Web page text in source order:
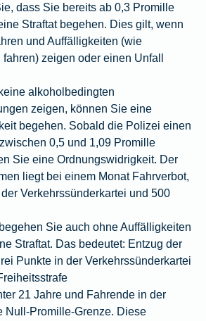
dass Sie bereits ab 0,3 Promille
Straftat begehen. Dies gilt, wenn
und Auffälligkeiten (wie
zeigen oder einen Unfall
alkoholbedingten
zeigen, können Sie eine
begehen. Sobald die Polizei einen
0,5 und 1,09 Promille
Sie eine Ordnungswidrigkeit. Der
liegt bei einem Monat Fahrverbot,
Verkehrssünderkartei und 500
Sie auch ohne Auffälligkeiten
Straftat. Das bedeutet: Entzug der
Punkte in der Verkehrssünderkartei
21 Jahre und Fahrende in der
Null-Promille-Grenze. Diese